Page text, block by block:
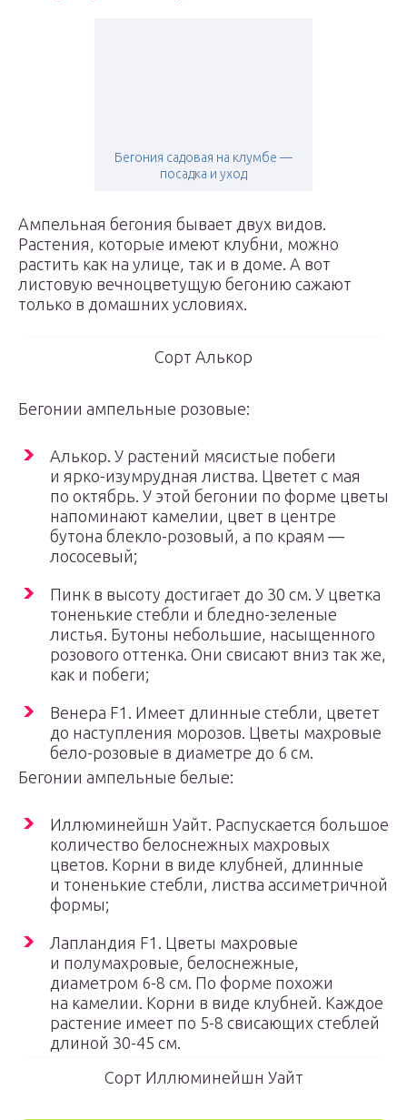
Бегония садовая на клумбе —
посадка и уход
Ампельная бегония бывает двух видов.
Растения, которые имеют клубни, можно
растить как на улице, так и в доме. А вот
листовую вечноцветущую бегонию сажают
только в домашних условиях.
Сорт Алькор
Бегонии ампельные розовые:
Алькор. У растений мясистые побеги
и ярко-изумрудная листва. Цветет с мая
по октябрь. У этой бегонии по форме цветы
напоминают камелии, цвет в центре
бутона блекло-розовый, а по краям —
лососевый;
Пинк в высоту достигает до 30 см. У цветка
тоненькие стебли и бледно-зеленые
листья. Бутоны небольшие, насыщенного
розового оттенка. Они свисают вниз так же,
как и побеги;
Венера F1. Имеет длинные стебли, цветет
до наступления морозов. Цветы махровые
бело-розовые в диаметре до 6 см.
Бегонии ампельные белые:
Иллюминейшн Уайт. Распускается большое
количество белоснежных махровых
цветов. Корни в виде клубней, длинные
и тоненькие стебли, листва ассиметричной
формы;
Лапландия F1. Цветы махровые
и полумахровые, белоснежные,
диаметром 6-8 см. По форме похожи
на камелии. Корни в виде клубней. Каждое
растение имеет по 5-8 свисающих стеблей
длиной 30-45 см.
Сорт Иллюминейшн Уайт